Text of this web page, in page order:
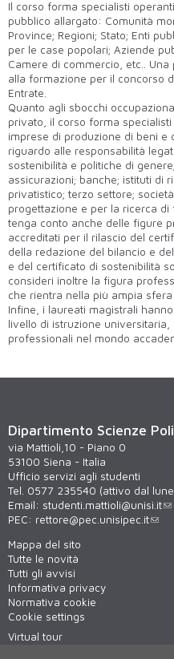
Il corso forma specialisti
pubblico allargato: Comunità
Province; Regioni; Stato; Enti
per le case popolari; Aziende
Camere di commercio, etc..
alla formazione per il concorso
Entrate.
Quanto agli sbocchi
privato, il corso forma
imprese di produzione di beni e
riguardo alle responsabilità
sostenibilità e politiche di
assicurazioni; banche; istituti di
privatistico; terzo settore;
progettazione e per la ricerca
tenga conto anche delle figure
accreditati per il rilascio del
della redazione del bilancio e
e del certificato di sostenibilità
consideri inoltre la figura
che rientra nella più ampia
Infine, i laureati magistrali
livello di istruzione universitaria,
professionali nel mondo
Dipartimento Scienze
via Mattioli,10 - Piano 0
53100 Siena - Italia
Ufficio servizi agli studenti
Tel. 0577 235540 (attivo dal
Email: studenti.mattioli@unisi.it
PEC: rettore@pec.unisipec.it
Mappa del sito
Tutte le novità
Tutti gli avvisi
Informativa privacy
Normativa cookie
Cookie settings
Virtual tour